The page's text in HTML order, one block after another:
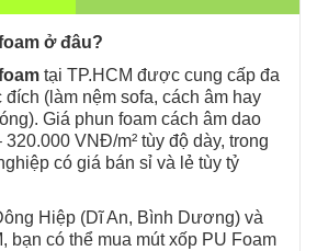
ở đâu?
tại TP.HCM được cung cấp đa
đích (làm nệm sofa, cách âm hay
Giá phun foam cách âm dao
VNĐ/m² tùy độ dày, trong
có giá bán sỉ và lẻ tùy tỷ
Hiệp (Dĩ An, Bình Dương) và
bạn có thể mua mút xốp PU Foam